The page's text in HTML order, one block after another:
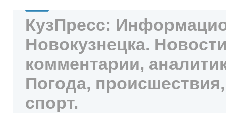
КузПресс:
Новокузнецка.
комментарии,
Погода,
спорт.